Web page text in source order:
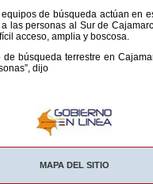
de búsqueda actúan en
las personas al Sur de
acceso, amplia y boscosa.
búsqueda terrestre en
dijo
MAPA DEL SITIO